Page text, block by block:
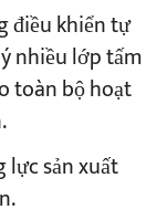
điều khiển tự
nhiều lớp tấm
toàn bộ hoạt
lực sản xuất